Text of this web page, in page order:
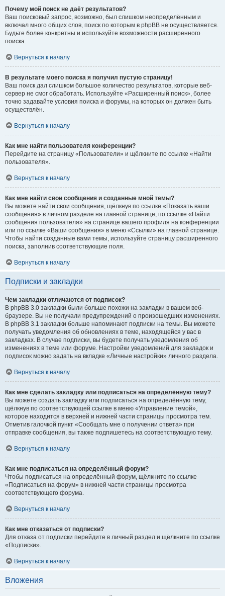
Почему мой поиск не даёт результатов?
Ваш поисковый запрос, возможно, был слишком неопределённым и
включал много общих слов, поиск по которым в phpBB не осуществляется.
Будьте более конкретны и используйте возможности расширенного
поиска.
Вернуться к началу
В результате моего поиска я получил пустую страницу!
Ваш поиск дал слишком большое количество результатов, которые веб-
сервер не смог обработать. Используйте «Расширенный поиск», более
точно задавайте условия поиска и форумы, на которых он должен быть
осуществлён.
Вернуться к началу
Как мне найти пользователя конференции?
Перейдите на страницу «Пользователи» и щёлкните по ссылке «Найти
пользователя».
Вернуться к началу
Как мне найти свои сообщения и созданные мной темы?
Вы можете найти свои сообщения, щёлкнув по ссылке «Показать ваши
сообщения» в личном разделе на главной странице, по ссылке «Найти
сообщения пользователя» на странице вашего профиля на конференции
или по ссылке «Ваши сообщения» в меню «Ссылки» на главной странице.
Чтобы найти созданные вами темы, используйте страницу расширенного
поиска, заполнив соответствующие поля.
Вернуться к началу
Подписки и закладки
Чем закладки отличаются от подписок?
В phpBB 3.0 закладки были больше похожи на закладки в вашем веб-
браузере. Вы не получали предупреждений о произошедших изменениях.
В phpBB 3.1 закладки больше напоминают подписки на темы. Вы можете
получать уведомления об обновлениях в теме, находящейся у вас в
закладках. В случае подписки, вы будете получать уведомления об
изменениях в теме или форуме. Настройки уведомлений для закладок и
подписок можно задать на вкладке «Личные настройки» личного раздела.
Вернуться к началу
Как мне сделать закладку или подписаться на определённую тему?
Вы можете создать закладку или подписаться на определённую тему,
щёлкнув по соответствующей ссылке в меню «Управление темой»,
которое находится в верхней и нижней части страницы просмотра тем.
Отметив галочкой пункт «Сообщать мне о получении ответа» при
отправке сообщения, вы также подпишетесь на соответствующую тему.
Вернуться к началу
Как мне подписаться на определённый форум?
Чтобы подписаться на определённый форум, щёлкните по ссылке
«Подписаться на форум» в нижней части страницы просмотра
соответствующего форума.
Вернуться к началу
Как мне отказаться от подписки?
Для отказа от подписки перейдите в личный раздел и щёлкните по ссылке
«Подписки».
Вернуться к началу
Вложения